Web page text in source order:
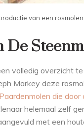
van een
De
volledig overzicht
Markey deze
Paardenmolen die
helemaal zelf
met een